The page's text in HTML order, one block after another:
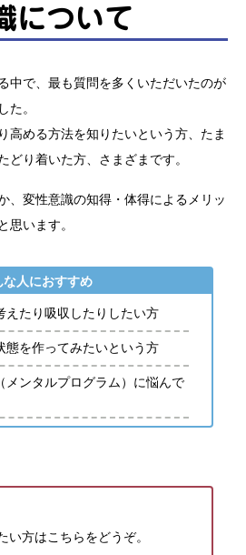
について
中で、最も質問を多くいただいたのが
た。
高める方法を知りたいという方、たま
どり着いた方、さまざまです。
、変性意識の知得・体得によるメリッ
思います。
な人におすすめ
えたり吸収したりしたい方
態を作ってみたいという方
メンタルプログラム）に悩んで
い方はこちらをどうぞ。